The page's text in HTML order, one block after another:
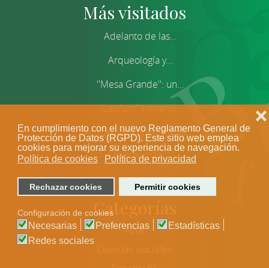
En cumplimiento con el nuevo Reglamento General de
Protección de Datos (RGPD). Este sitio web emplea
cookies para mejorar su experiencia de navegación.
Política de cookies
Política de privacidad
Rechazar cookies Permitir cookies
❌
Configuración de cookies
Necesarias Preferencias
Estadísticas
Redes sociales
Más visitados
Adelanto de las...
Arqueología y...
''Mesa Grande'': un...
''Labrum'' romano...
Arqueo-antropología del...
Mostrar más
Categorías
Arte